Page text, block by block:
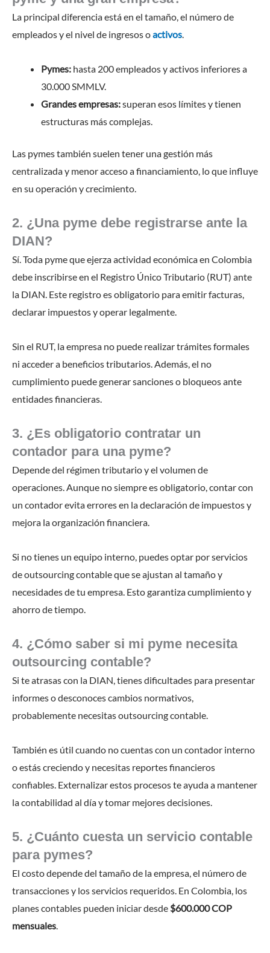
La principal diferencia está en el tamaño, el número de
empleados y el nivel de ingresos oactivos.
Pymes: hasta 200 empleados y activos inferiores a
30.000 SMMLV.
Grandes empresas:superan esos límites y tienen
estructuras más complejas.
Las pymes también suelen tener una gestión más
centralizada y menor acceso a financiamiento, lo que influye
en su operación y crecimiento.
2. ¿Una pyme debe registrarse ante la
DIAN?
Sí. Toda pyme que ejerza actividad económica en Colombia
debe inscribirse en el Registro Único Tributario (RUT) ante
la DIAN. Este registro es obligatorio para emitir facturas,
declarar impuestos y operar legalmente.
Sin el RUT, la empresa no puede realizar trámites formales
ni acceder a beneficios tributarios. Además, el no
cumplimiento puede generar sanciones o bloqueos ante
entidades financieras.
3. ¿Es obligatorio contratar un
contador para una pyme?
Depende del régimen tributario y el volumen de
operaciones. Aunque no siempre es obligatorio, contar con
un contador evita errores en la declaración de impuestos y
mejora la organización financiera.
Si no tienes un equipo interno, puedes optar por servicios
de outsourcing contable que se ajustan al tamaño y
necesidades de tu empresa. Esto garantiza cumplimiento y
ahorro de tiempo.
4. ¿Cómo saber si mi pyme necesita
outsourcing contable?
Si te atrasas con la DIAN, tienes dificultades para presentar
informes o desconoces cambios normativos,
probablemente necesitas outsourcing contable.
También es útil cuando no cuentas con un contador interno
o estás creciendo y necesitas reportes financieros
confiables. Externalizar estos procesos te ayuda a mantener
la contabilidad al día y tomar mejores decisiones.
5. ¿Cuánto cuesta un servicio contable
para pymes?
El costo depende del tamaño de la empresa, el número de
transacciones y los servicios requeridos. En Colombia, los
planes contables pueden iniciar desde $600.000 COP
mensuales.